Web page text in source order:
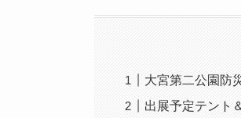
大宮第二公園防
出展予定テント